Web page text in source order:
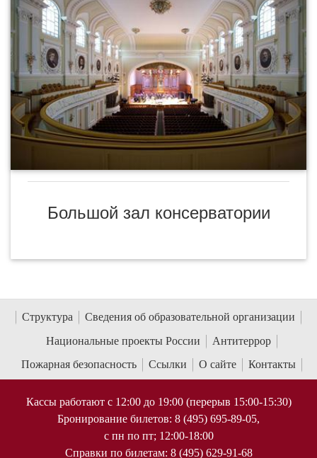
Большой зал консерватории
Структура
Сведения об образовательной организации
Национальные проекты России
Антитеррор
Пожарная безопасность
Ссылки О сайте Контакты
Кассы работают с 12:00 до 19:00 (перерыв 15:00-15:30)
Бронирование билетов: 8 (495) 695-89-05,
с пн по пт; 12:00-18:00
Справки по билетам: 8 (495) 629-91-68